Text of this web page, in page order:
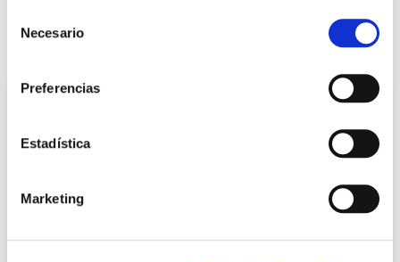
Necesario
Preferencias
Estadística
Marketing